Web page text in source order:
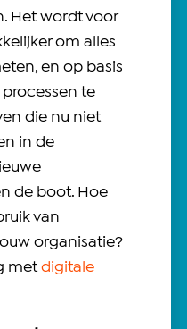
Het wordt voor
om alles
en op basis
te
die nu niet
in de
de boot. Hoe
van
organisatie?
met digitale